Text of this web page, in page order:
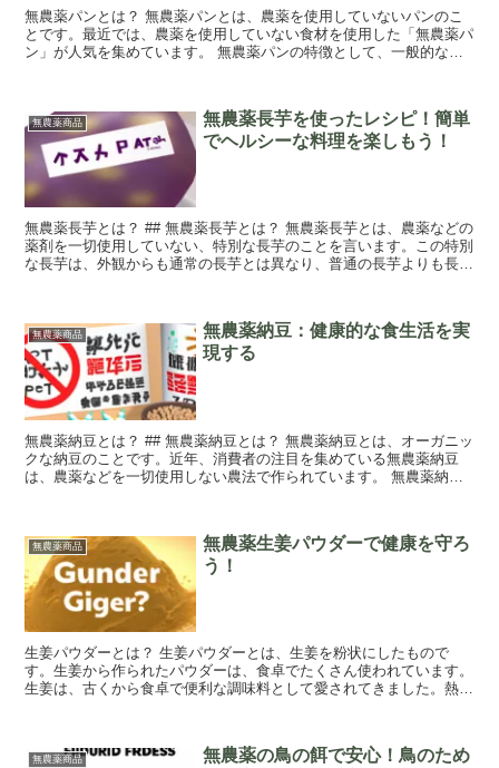
無農薬パンとは？ 無農薬パンとは、農薬を使用していないパンのこ
とです。最近では、農薬を使用していない食材を使用した「無農薬パ
ン」が人気を集めています。 無農薬パンの特徴として、一般的なパ
無農薬商品
無農薬長芋を使ったレシピ！簡単
でヘルシーな料理を楽しもう！
無農薬長芋とは？ ## 無農薬長芋とは？ 無農薬長芋とは、農薬などの
薬剤を一切使用していない、特別な長芋のことを言います。この特別
な長芋は、外観からも通常の長芋とは異なり、普通の長芋よりも長
無農薬商品
無農薬納豆：健康的な食生活を実
現する
無農薬納豆とは？ ## 無農薬納豆とは？ 無農薬納豆とは、オーガニッ
クな納豆のことです。近年、消費者の注目を集めている無農薬納豆
は、農薬などを一切使用しない農法で作られています。 無農薬納豆
無農薬商品
無農薬生姜パウダーで健康を守ろ
う！
生姜パウダーとは？ 生姜パウダーとは、生姜を粉状にしたもので
す。生姜から作られたパウダーは、食卓でたくさん使われています。
生姜は、古くから食卓で便利な調味料として愛されてきました。熱い
無農薬商品 無農薬の鳥の餌で安心！鳥のため